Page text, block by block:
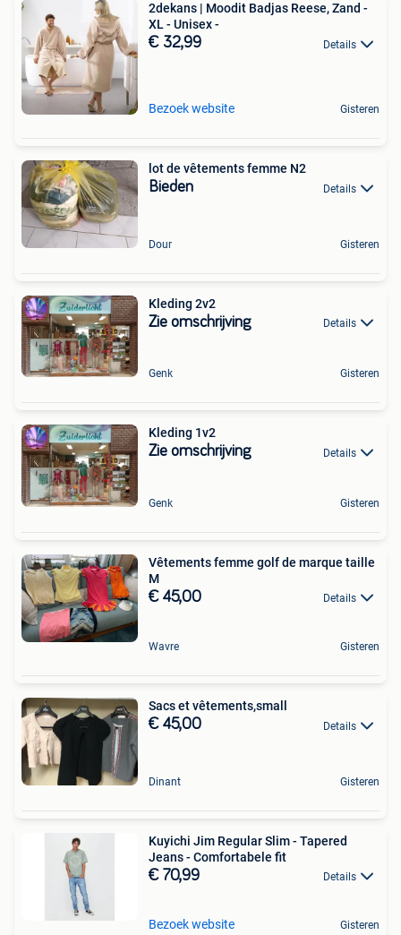
2dekans | Moodit Badjas Reese, Zand -
XL - Unisex -
€ 32,99 Details
Bezoek website Gisteren
lot de vêtements femme N2
Bieden Details
Dour Gisteren
Kleding 2v2
Zie omschrijving Details
Genk Gisteren
Kleding 1v2
Zie omschrijving Details
Genk Gisteren
Vêtements femme golf de marque taille
M
€ 45,00 Details
Wavre Gisteren
Sacs et vêtements,small
€ 45,00 Details
Dinant Gisteren
Kuyichi Jim Regular Slim - Tapered
Jeans - Comfortabele fit
€ 70,99 Details
Bezoek website Gisteren